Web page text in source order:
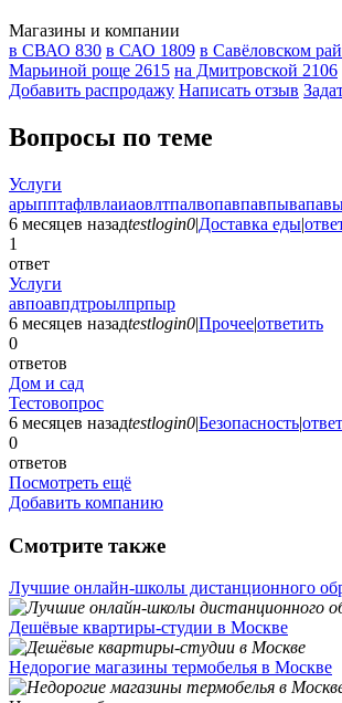
Магазины и компании
в СВАО 830 в САО 1809 в Савёловском
Марьиной роще 2615 на Дмитровской 2106
Добавить раcпродажу Написать отзыв
Вопросы по теме
Услуги
6 месяцев назадtestlogin0|Доставка еды|
1
ответ
Услуги
авпоавпдтроылпрпыр
6 месяцев назадtestlogin0|Прочее|ответить
0
ответов
Дом и сад
Тестовопрос
6 месяцев назадtestlogin0|Безопасность|
0
ответов
Посмотреть ещё
Добавить компанию
Смотрите также
Лучшие онлайн-школы дистанционного
Дешёвые квартиры-студии в Москве
Недорогие магазины термобелья в Москве